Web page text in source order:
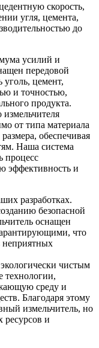
скорость,
угля, цемента,
до
усилий и
передовой
уголь, цемент,
и точностью,
продукта.
от типа материала
обеспечивая
Наша система
процесс
эффективность и
разработках.
безопасной
оснащен
что
неприятных
чистым
среду и
Благодаря этому
измельчитель, но
ресурсов и